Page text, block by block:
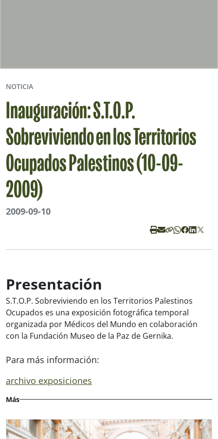
NOTICIA
Inauguración: S.T.O.P.
Sobreviviendo en los Territorios
Ocupados Palestinos (10-09-
2009)
2009-09-10
Presentación
S.T.O.P. Sobreviviendo en los Territorios Palestinos
Ocupados es una exposición fotográfica temporal
organizada por Médicos del Mundo en colaboración
con la Fundación Museo de la Paz de Gernika.
Para más información:
archivo exposiciones
Más